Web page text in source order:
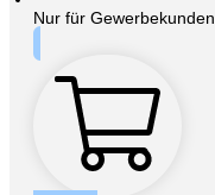
Nur für Gewerbekunden